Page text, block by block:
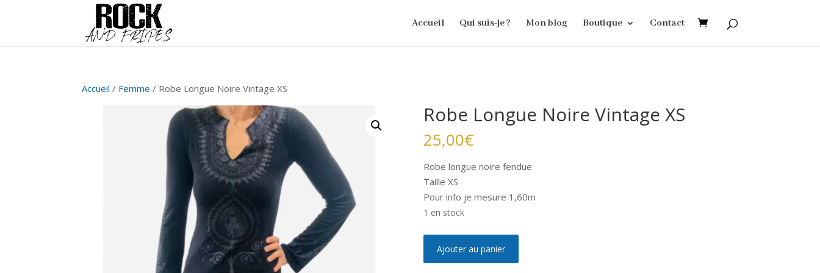
Accueil Qui suis-je ? Mon blog Boutique Contact
Accueil / Femme / Robe Longue Noire Vintage XS
Robe Longue Noire Vintage XS
25,00€
Robe longue noire fendue
Taille XS
Pour info je mesure 1,60m
1 en stock
Ajouter au panier